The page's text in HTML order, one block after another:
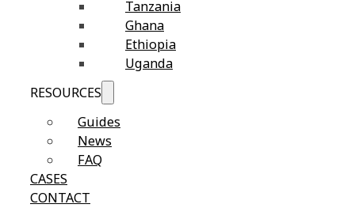
Tanzania
Ghana
Ethiopia
Uganda
RESOURCES
Guides
News
FAQ
CASES
CONTACT